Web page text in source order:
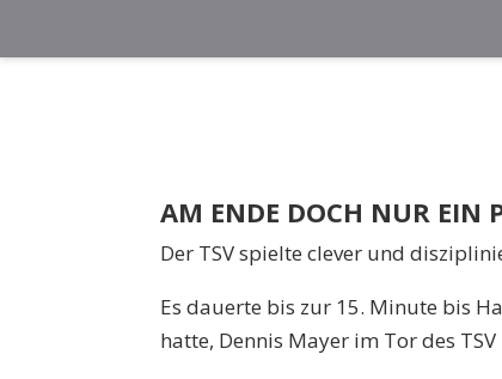
AM ENDE DOCH NUR EIN
Der TSV spielte clever und
Es dauerte bis zur 15. Minute bis
hatte, Dennis Mayer im Tor des